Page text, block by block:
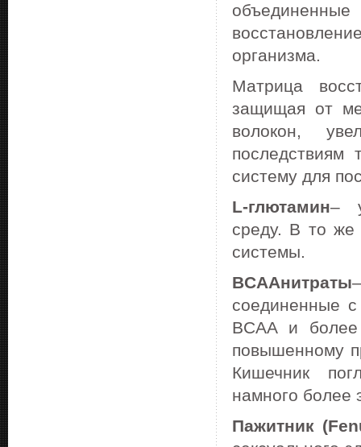
объединенные
организма.
Матрица
защищая от
волокон,
последствиям
систему для
L-глютамин–
среду. В то же
системы.
BCAAнитраты
соединенные
BCAA и
повышенному
Кишечник
намного более
Пажитник (